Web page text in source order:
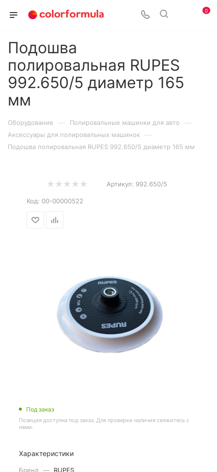
0
Подошва
полировальная RUPES
992.650/5 диаметр 165
мм
Оборудование — Полировальные машинки для авто —
Аксессуары для полировальных машинок —
Подошва полировальная RUPES 992.650/5 диаметр 165 мм
Артикул: 992.650/5
Код: 00-00000522
Под заказ
Позиция доступна под заказ. Для проверки наличия свяжитесь с
нами.
Характеристики
Бренд —
RUPES